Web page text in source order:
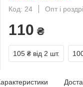
Код: 24
Опт і
110 ₴
105 ₴ від 2 шт.